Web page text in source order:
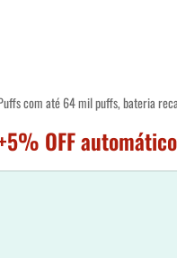
com até 64 mil puffs, bateria
OFF